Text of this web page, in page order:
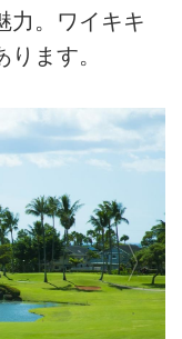
力。ワイキキ
ます。